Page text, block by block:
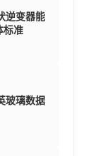
逆变器能
标准
玻璃数据